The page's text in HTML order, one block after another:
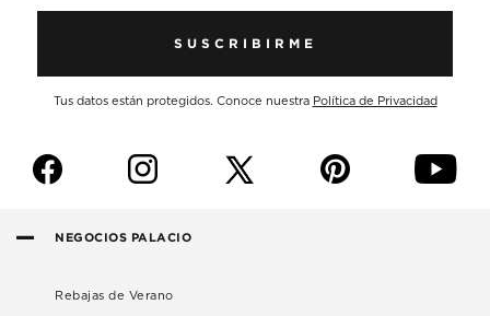
SUSCRIBIRME
Tus datos están protegidos. Conoce nuestra Política de Privacidad
f i p y
NEGOCIOS PALACIO
Rebajas de Verano